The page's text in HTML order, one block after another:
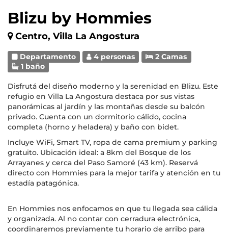
Blizu by Hommies
Centro, Villa La Angostura
Departamento 4 personas
2 Camas
1 baño
Disfrutá del diseño moderno y la serenidad en Blizu. Este
refugio en Villa La Angostura destaca por sus vistas
panorámicas al jardín y las montañas desde su balcón
privado. Cuenta con un dormitorio cálido, cocina
completa (horno y heladera) y baño con bidet.
Incluye WiFi, Smart TV, ropa de cama premium y parking
gratuito. Ubicación ideal: a 8km del Bosque de los
Arrayanes y cerca del Paso Samoré (43 km). Reservá
directo con Hommies para la mejor tarifa y atención en tu
estadía patagónica.
En Hommies nos enfocamos en que tu llegada sea cálida
y organizada. Al no contar con cerradura electrónica,
coordinaremos previamente tu horario de arribo para